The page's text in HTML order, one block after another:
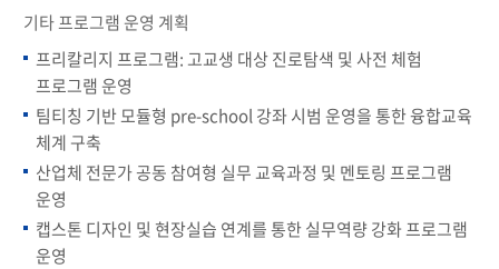
기타 프로그램 운영 계획
프리칼리지 프로그램: 고교생 대상 진로탐색 및 사전 체험
프로그램 운영
팀티칭 기반 모듈형 pre-school 강좌 시범 운영을 통한 융합교육
체계 구축
산업체 전문가 공동 참여형 실무 교육과정 및 멘토링 프로그램
운영
캡스톤 디자인 및 현장실습 연계를 통한 실무역량 강화 프로그램
운영